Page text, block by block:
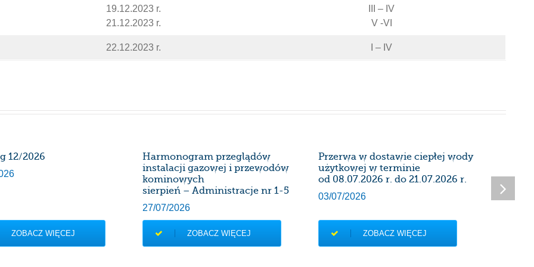
19.12.2023 r.
21.12.2023 r.
III – IV
V -VI
22.12.2023 r. I – IV
12/2026
ZOBACZ WIĘCEJ
Harmonogram przeglądów
instalacji gazowej i przewodów
kominowych
sierpień – Administracje nr 1-5
27/07/2026
ZOBACZ WIĘCEJ
Przerwa w dostawie ciepłej wody
użytkowej w terminie
od 08.07.2026 r. do 21.07.2026 r.
03/07/2026
ZOBACZ WIĘCEJ